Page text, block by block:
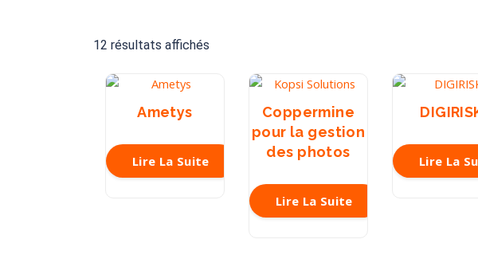
12 résultats affichés
Ametys
Lire La Suite
Coppermine
pour la gestion
des photos
Lire La Suite
Lire La